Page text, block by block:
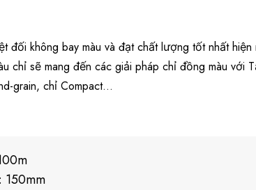
đối không bay màu và đạt chất lượng tốt nhất
chỉ sẽ mang đến các giải pháp chỉ đồng màu với
grain, chỉ Compact…
150mm